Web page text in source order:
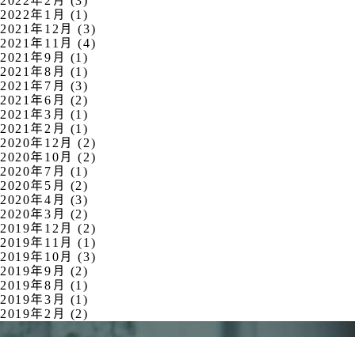
2022年1月 (1)
2021年12月 (3)
2021年11月 (4)
2021年9月 (1)
2021年8月 (1)
2021年7月 (3)
2021年6月 (2)
2021年3月 (1)
2021年2月 (1)
2020年12月 (2)
2020年10月 (2)
2020年7月 (1)
2020年5月 (2)
2020年4月 (3)
2020年3月 (2)
2019年12月 (2)
2019年11月 (1)
2019年10月 (3)
2019年9月 (2)
2019年8月 (1)
2019年3月 (1)
2019年2月 (2)